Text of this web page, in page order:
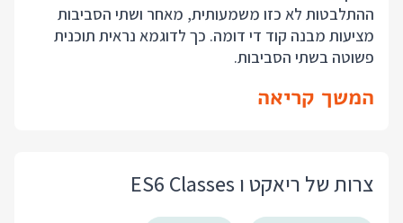
ההתלבטות לא כזו משמעותית, מאחר ושתי הסביבות
מציעות מבנה קוד די דומה. כך לדוגמא נראית תוכנית
פשוטה בשתי הסביבות.
המשך קריאה
צרות של ריאקט ו ES6 Classes